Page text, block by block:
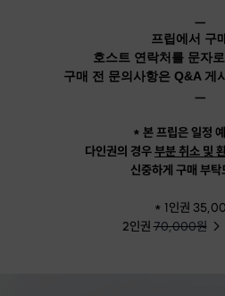
ㅡ
프립에서 구
호스트 연락처를 문자
구매 전 문의사항은 Q&A 게
ㅡ
* 본 프립은 일정
다인권의 경우부분 취소 및
신중하게 구매 부
* 1인권
2인권70,000원→